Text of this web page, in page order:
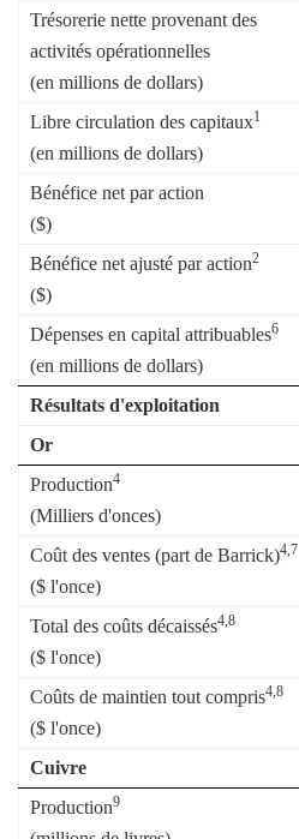
Trésorerie nette provenant des
activités opérationnelles
(en millions de dollars)
Libre circulation des capitaux1
(en millions de dollars)
Bénéfice net par action
($)
Bénéfice net ajusté par action2
($)
Dépenses en capital attribuables6
(en millions de dollars)
Résultats d'exploitation
Or
Production4
(Milliers d'onces)
Coût des ventes (part de Barrick)4,7
($ l'once)
Total des coûts décaissés4,8
($ l'once)
Coûts de maintien tout compris4,8
($ l'once)
Cuivre
Production9